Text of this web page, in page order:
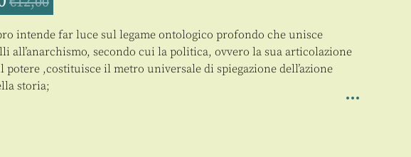
intende far luce sul legame ontologico profondo che unisce
all’anarchismo, secondo cui la politica, ovvero la sua articolazione
potere ,costituisce il metro universale di spiegazione dell’azione
storia;